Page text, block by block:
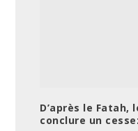
D’après le
conclure un